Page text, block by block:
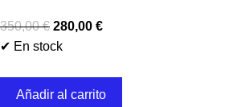
350,00€ 280,00 €
✔ En stock
Añadir al carrito